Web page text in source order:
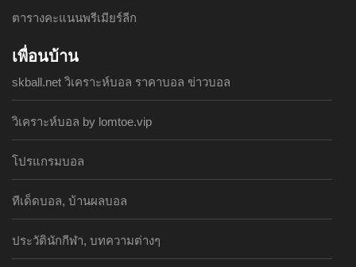
ตารางคะแนนพรีเมียร์ลีก
เพื่อนบ้าน
skball.net วิเคราะห์บอล ราคาบอล ข่าวบอล
วิเคราะห์บอล by lomtoe.vip
โปรแกรมบอล
ทีเด็ดบอล, บ้านผลบอล
ประวัตินักกีฬา, บทความต่างๆ